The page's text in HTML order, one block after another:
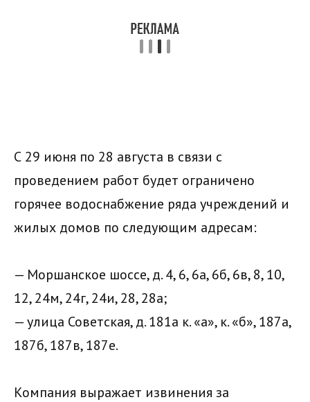
С 29 июня по 28 августа в связи с
проведением работ будет ограничено
горячее водоснабжение ряда учреждений и
жилых домов по следующим адресам:
— Моршанское шоссе, д. 4, 6, 6а, 6б, 6в, 8, 10,
12, 24м, 24г, 24и, 28, 28а;
— улица Советская, д. 181а к. «а», к. «б», 187а,
187б, 187в, 187е.
Компания выражает извинения за